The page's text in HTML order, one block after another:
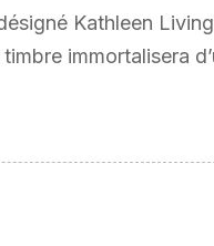
Kathleen
immortalisera